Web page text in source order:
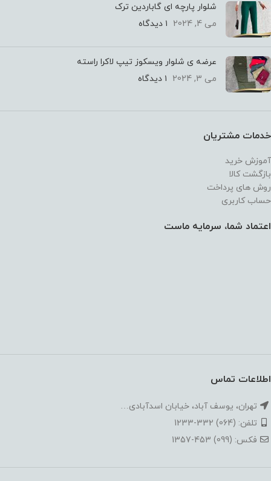
شلوار پارچه ای گاباردین ترک
می 4, 2024
۱ دیدگاه
عرضه ی شلوار ویسکوز تیپ لاکرا راسته
می 3, 2024
۱ دیدگاه
خدمات مشتریان
آموزش خرید
بازگشت کالا
روش های پرداخت
حساب کاربری
اعتماد شما، سرمایه ماست
اطلاعات تماس
تهران، یوسف آباد، خیابان اسدآبادی…
تلفن: (064) 332-1233
فکس: (099) 453-1357